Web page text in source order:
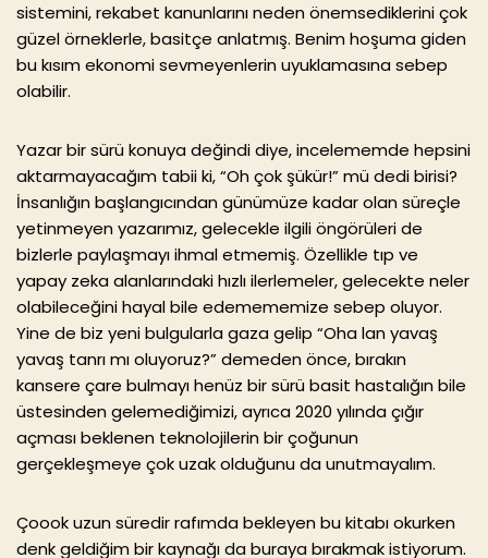
sistemini, rekabet kanunlarını neden önemsediklerini çok
güzel örneklerle, basitçe anlatmış. Benim hoşuma giden
bu kısım ekonomi sevmeyenlerin uyuklamasına sebep
olabilir.
Yazar bir sürü konuya değindi diye, incelememde hepsini
aktarmayacağım tabii ki, “Oh çok şükür!” mü dedi birisi?
İnsanlığın başlangıcından günümüze kadar olan süreçle
yetinmeyen yazarımız, gelecekle ilgili öngörüleri de
bizlerle paylaşmayı ihmal etmemiş. Özellikle tıp ve
yapay zeka alanlarındaki hızlı ilerlemeler, gelecekte neler
olabileceğini hayal bile edemememize sebep oluyor.
Yine de biz yeni bulgularla gaza gelip “Oha lan yavaş
yavaş tanrı mı oluyoruz?” demeden önce, bırakın
kansere çare bulmayı henüz bir sürü basit hastalığın bile
üstesinden gelemediğimizi, ayrıca 2020 yılında çığır
açması beklenen teknolojilerin bir çoğunun
gerçekleşmeye çok uzak olduğunu da unutmayalım.
Çoook uzun süredir rafımda bekleyen bu kitabı okurken
denk geldiğim bir kaynağı da buraya bırakmak istiyorum.